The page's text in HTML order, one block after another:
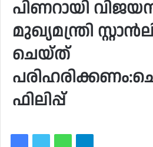
പിണറായി
മുഖ്യമന്ത്രി
ചെയ്ത്
ഫിലിപ്പ്‌